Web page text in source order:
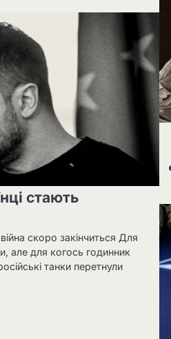
стають
скоро закінчиться Для
але для когось годинник
танки перетнули